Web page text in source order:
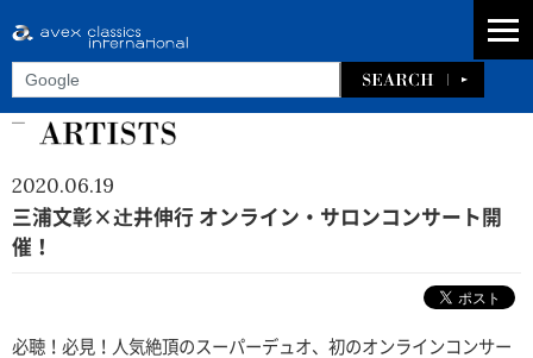
2020.06.19
三浦文彰×辻井伸行 オンライン・サロンコンサート開
催！
必聴！必見！人気絶頂のスーパーデュオ、初のオンラインコンサー